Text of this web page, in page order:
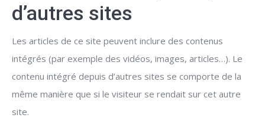
d’autres sites
Les articles de ce site peuvent inclure des contenus
intégrés (par exemple des vidéos, images, articles…). Le
contenu intégré depuis d’autres sites se comporte de la
même manière que si le visiteur se rendait sur cet autre
site.